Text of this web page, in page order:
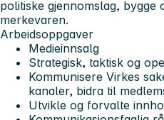
politiske gjennomslag, bygge
merkevaren.
Arbeidsoppgaver
Medieinnsalg
Strategisk, taktisk og
Kommunisere Virkes
kanaler, bidra til
Utvikle og forvalte